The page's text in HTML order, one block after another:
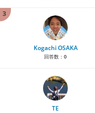
3
Kogachi OSAKA
回答数： 0
TE